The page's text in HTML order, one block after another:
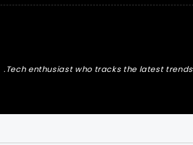
Tech enthusiast who tracks the latest